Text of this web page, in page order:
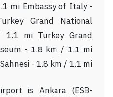
mi Embassy of Italy -
Grand National
mi Turkey Grand
- 1.8 km / 1.1 mi
- 1.8 km / 1.1 mi
is Ankara (ESB-